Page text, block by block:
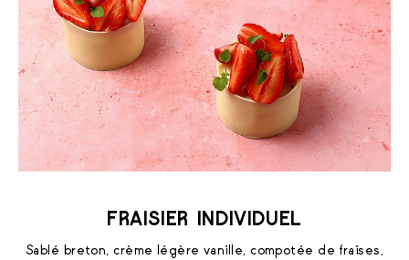
FRAISIER INDIVIDUEL
Sablé breton, crème légère vanille, compotée de fraises,